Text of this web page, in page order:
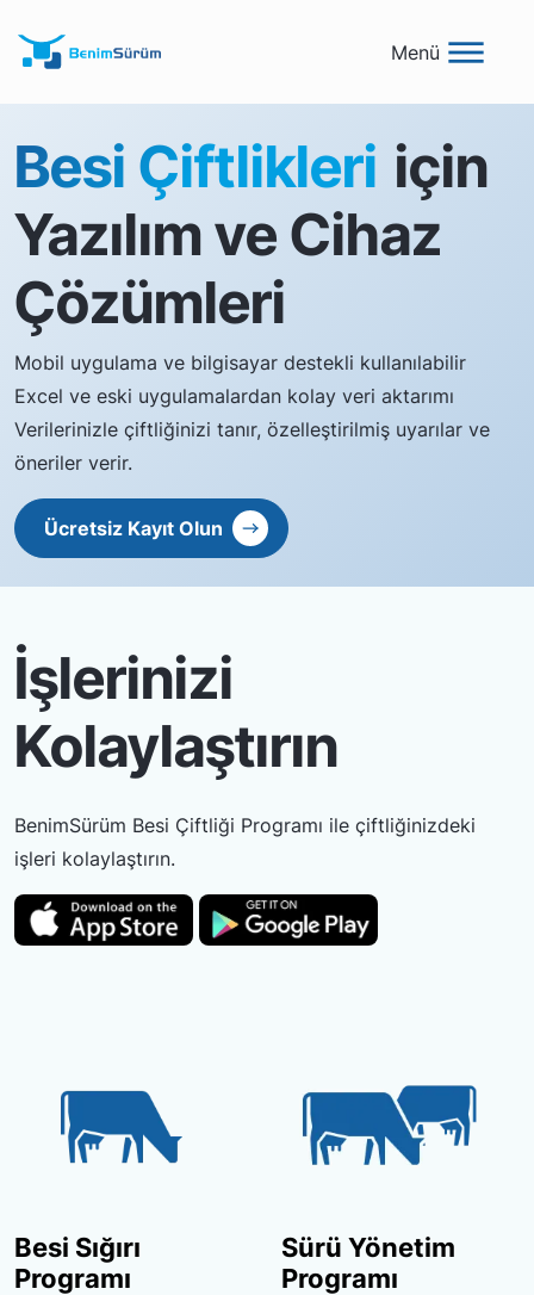
Menü
Besi Çiftlikleri için
Yazılım ve Cihaz
Çözümleri
Mobil uygulama ve bilgisayar destekli kullanılabilir
Excel ve eski uygulamalardan kolay veri aktarımı
Verilerinizle çiftliğinizi tanır, özelleştirilmiş uyarılar ve
öneriler verir.
Ücretsiz Kayıt Olun
İşlerinizi
Kolaylaştırın
BenimSürüm Besi Çiftliği Programı ile çiftliğinizdeki
işleri kolaylaştırın.
Besi Sığırı
Programı
Sürü Yönetim
Programı